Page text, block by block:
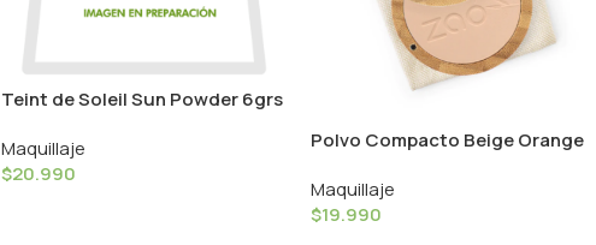
Teint de Soleil Sun Powder 6grs
Maquillaje
$20.990
Polvo Compacto Beige Orange
Maquillaje
$19.990